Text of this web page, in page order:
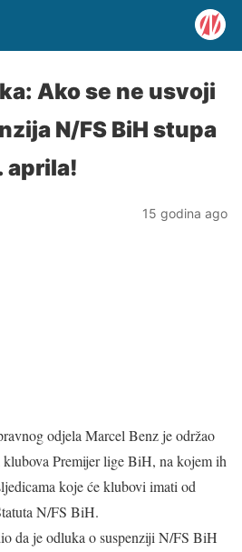
Ako se ne usvoji
N/FS BiH stupa
aprila!
15 godina ago
odjela Marcel Benz je održao
klubova Premijer lige BiH, na kojem ih
koje će klubovi imati od
N/FS BiH.
da je odluka o suspenziji N/FS BiH